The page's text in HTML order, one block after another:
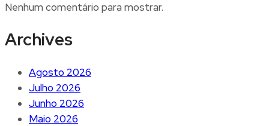
Nenhum comentário para mostrar.
Archives
Agosto 2026
Julho 2026
Junho 2026
Maio 2026